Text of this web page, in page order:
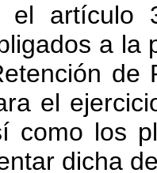
artículo
a la
de
el
como los
dicha